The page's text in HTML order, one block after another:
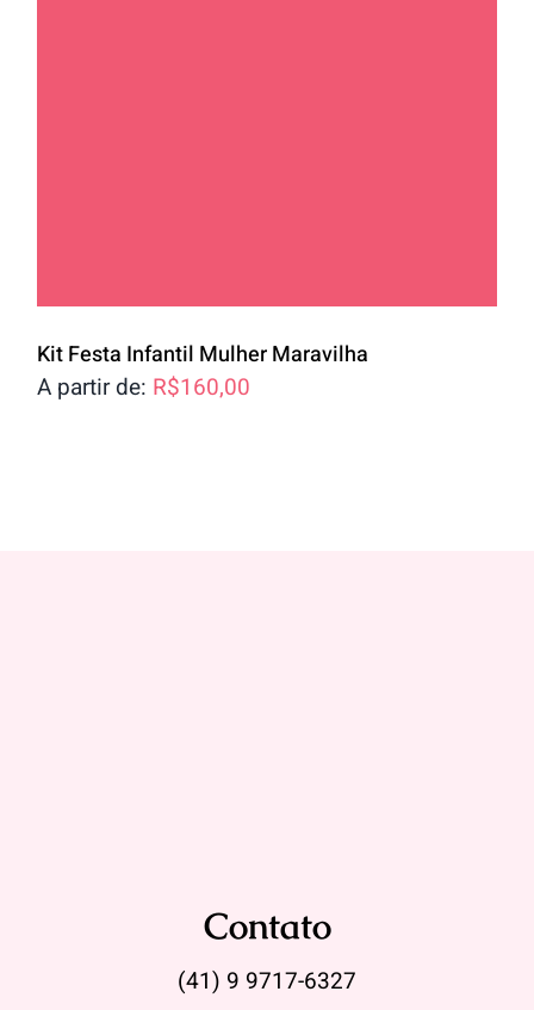
Kit Festa Infantil Mulher Maravilha
A partir de: R$160,00
Contato
(41) 9 9717-6327